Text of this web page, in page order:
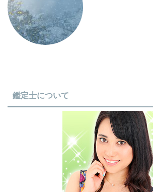
鑑定士について